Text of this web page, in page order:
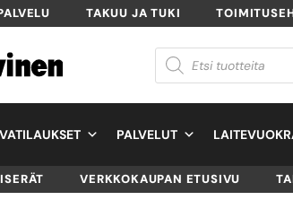
TAKUU JA TUKI
PALVELUT
VERKKOKAUPAN ETUSIVU